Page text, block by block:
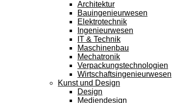
Architektur
Bauingenieurwesen
Elektrotechnik
Ingenieurwesen
IT & Technik
Maschinenbau
Mechatronik
Verpackungstechnologien
Wirtschaftsingenieurwesen
Kunst und Design
Design
Mediendesign